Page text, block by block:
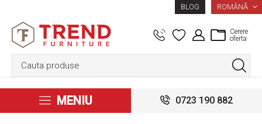
BLOG LIMBA
ROMÂNĂ
Cerere
oferta
MENIU 0723 190 882